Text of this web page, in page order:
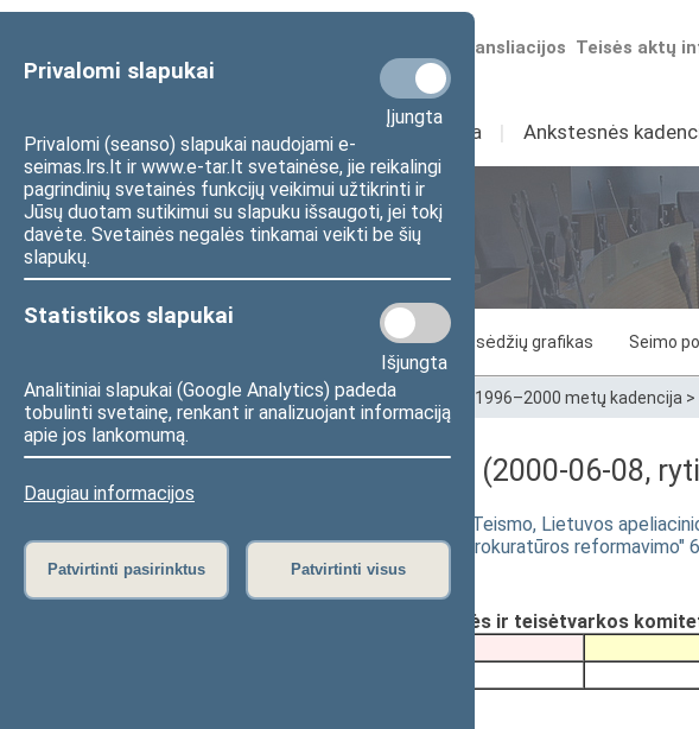
Privalomi slapukai
Įjungta
Privalomi (seanso) slapukai naudojami e-
seimas.lrs.lt ir www.e-tar.lt svetainėse, jie reikalingi
pagrindinių svetainės funkcijų veikimui užtikrinti ir
Jūsų duotam sutikimui su slapuku išsaugoti, jei tokį
davėte. Svetainės negalės tinkamai veikti be šių
slapukų.
Statistikos slapukai
Išjungta
Analitiniai slapukai (Google Analytics) padeda
tobulinti svetainę, renkant ir analizuojant informaciją
apie jos lankomumą.
Daugiau informacijos
Patvirtinti pasirinktus Patvirtinti visus
Teisės aktų
Numatomos transliacijos
Sudėtis Veikla I Ankstesnės
Seimo posėdžiai
Posėdžiai Posėdžių grafikas Seimo
Pradžia>Seimo posėdžiai>Kadencijos 1996–2000 metų kadencija >
Darbotvarkės klausimas (2000-06-08,
Įstatymo "Dėl Lietuvos Aukščiausiojo Teismo, Lietuvos
nustatymo bei Lietuvos Respublikos prokuratūros reformavimo"
2488(2SP))
Registravimo data:2000-05-24
Egidijus BIČKAUSKAS, Teisės ir teisėtvarkos